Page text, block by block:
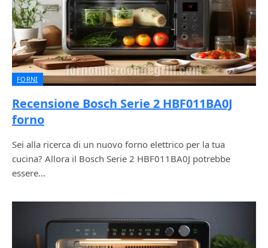
FORNI
Recensione Bosch Serie 2 HBF011BA0J
forno
Sei alla ricerca di un nuovo forno elettrico per la tua
cucina? Allora il Bosch Serie 2 HBF011BA0J potrebbe
essere…